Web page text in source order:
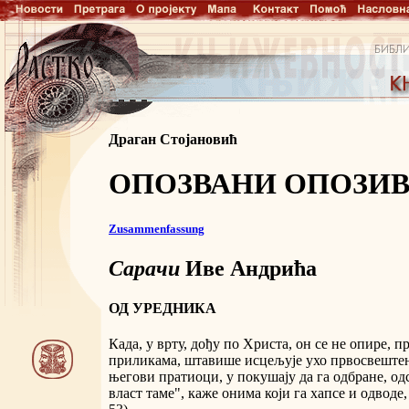
Драган Стојановић
ОПОЗВАНИ ОПОЗИВ
Zusammenfassung
Сарачи Иве Андрића
ОД УРЕДНИКА
Када, у врту, дођу по Христа, он се не опире,
приликама, штавише исцељује ухо
његови пратиоци, у покушају да га одбране,
власт таме", каже онима који га хапсе и